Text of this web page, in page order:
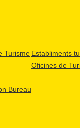
Turisme
Bureau
Establiments
Oficines de